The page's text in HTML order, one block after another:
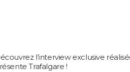
l’interview exclusive
Trafalgare !